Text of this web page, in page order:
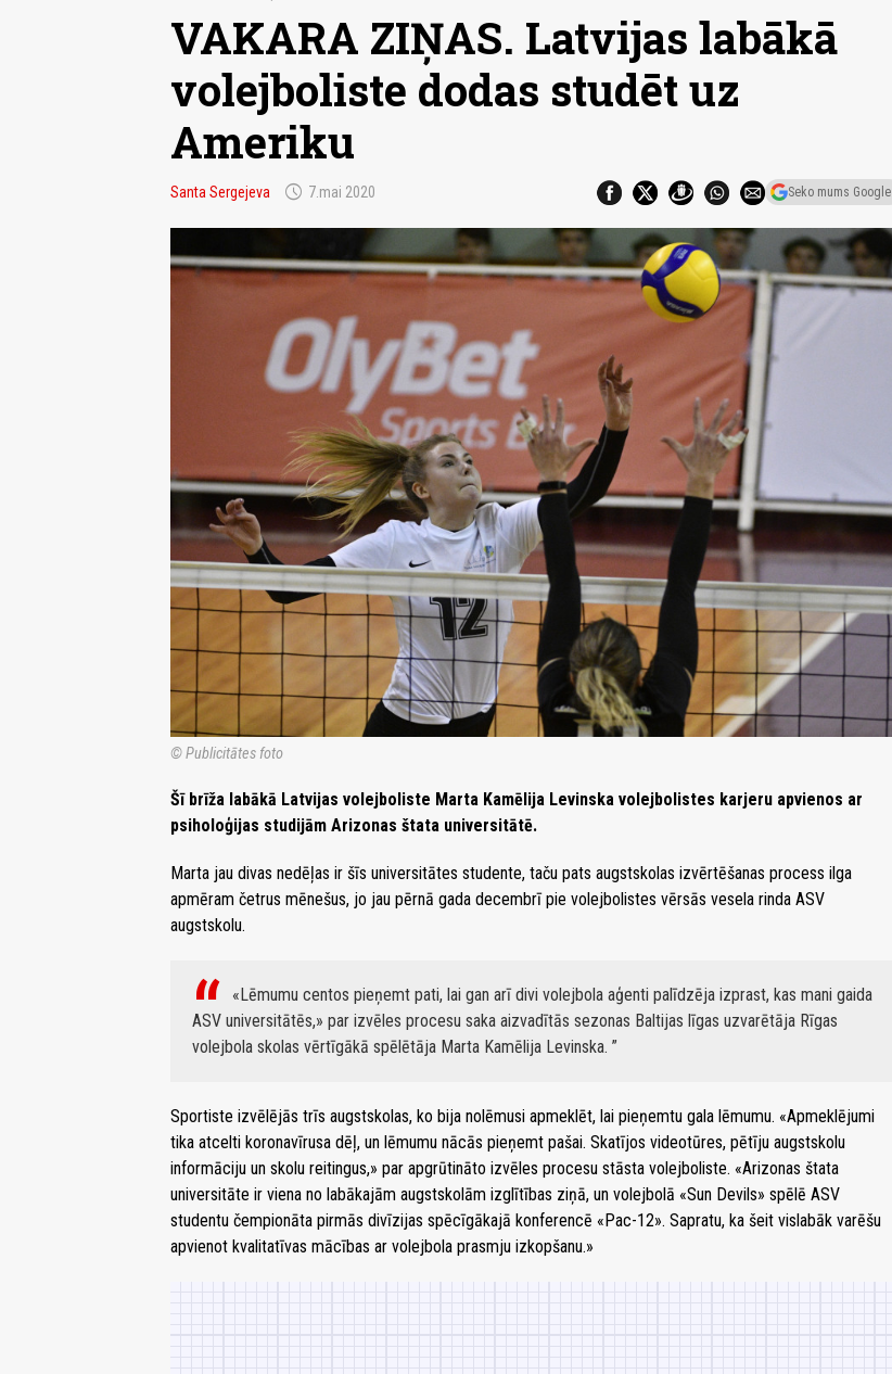
VAKARA ZIŅAS. Latvijas labākā
volejboliste dodas studēt uz
Ameriku
Santa Sergejeva schedule 7.mai 2020 Seko mums Google
© Publicitātes foto
Šī brīža labākā Latvijas volejboliste Marta Kamēlija Levinska volejbolistes karjeru apvienos ar
psiholoģijas studijām Arizonas štata universitātē.
Marta jau divas nedēļas ir šīs universitātes studente, taču pats augstskolas izvērtēšanas process ilga
apmēram četrus mēnešus, jo jau pērnā gada decembrī pie volejbolistes vērsās vesela rinda ASV
augstskolu.
«Lēmumu centos pieņemt pati, lai gan arī divi volejbola aģenti palīdzēja izprast, kas mani gaida
ASV universitātēs,» par izvēles procesu saka aizvadītās sezonas Baltijas līgas uzvarētāja Rīgas
volejbola skolas vērtīgākā spēlētāja Marta Kamēlija Levinska.
Sportiste izvēlējās trīs augstskolas, ko bija nolēmusi apmeklēt, lai pieņemtu gala lēmumu. «Apmeklējumi
tika atcelti koronavīrusa dēļ, un lēmumu nācās pieņemt pašai. Skatījos videotūres, pētīju augstskolu
informāciju un skolu reitingus,» par apgrūtināto izvēles procesu stāsta volejboliste. «Arizonas štata
universitāte ir viena no labākajām augstskolām izglītības ziņā, un volejbolā «Sun Devils» spēlē ASV
studentu čempionāta pirmās divīzijas spēcīgākajā konferencē «Pac-12». Sapratu, ka šeit vislabāk varēšu
apvienot kvalitatīvas mācības ar volejbola prasmju izkopšanu.»